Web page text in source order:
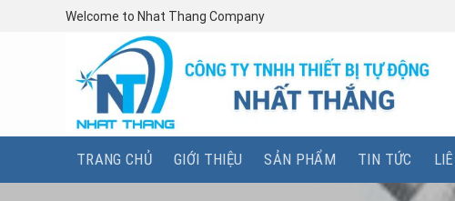
Welcome to Nhat Thang Company
TRANG CHỦ GIỚI THIỆU SẢN PHẨM TIN TỨC